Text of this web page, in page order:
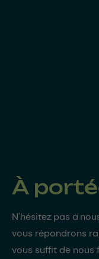
À
N'hésitez pas à
vous répondrons
vous suffit de nous